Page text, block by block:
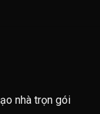
nhà trọn gói